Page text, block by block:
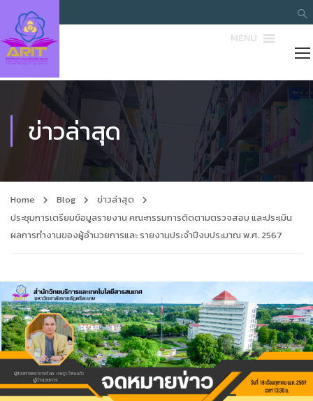
MENU
ข่าวล่าสุด
Home Blog
ข่าวล่าสุด
ประชุมการเตรียมข้อมูลรายงาน คณะกรรมการติดตามตรวจสอบ และประเมิน
ผลการทำงานของผู้อำนวยการและ รายงานประจำปีงบประมาณ พ.ศ. 2567